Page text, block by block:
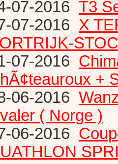
07-2016 T3
07-2016 X
07-2016
+
06-2016
( Norge )
06-2016